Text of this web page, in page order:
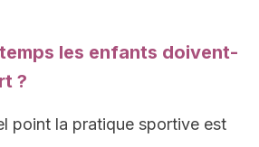
les enfants doivent-
?
point la pratique sportive est